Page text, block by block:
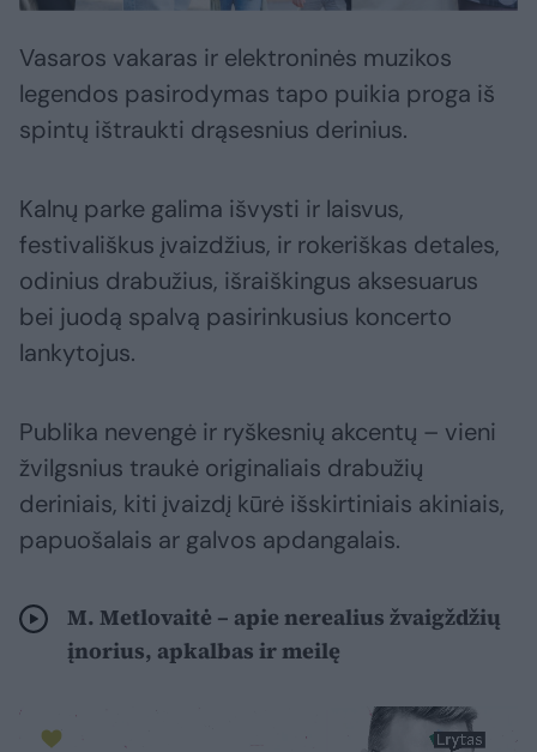
Vasaros vakaras ir elektroninės muzikos
legendos pasirodymas tapo puikia proga iš
spintų ištraukti drąsesnius derinius.
Kalnų parke galima išvysti ir laisvus,
festivališkus įvaizdžius, ir rokeriškas detales,
odinius drabužius, išraiškingus aksesuarus
bei juodą spalvą pasirinkusius koncerto
lankytojus.
Publika nevengė ir ryškesnių akcentų – vieni
žvilgsnius traukė originaliais drabužių
deriniais, kiti įvaizdį kūrė išskirtiniais akiniais,
papuošalais ar galvos apdangalais.
M. Metlovaitė – apie nerealius žvaigždžių
įnorius, apkalbas ir meilę